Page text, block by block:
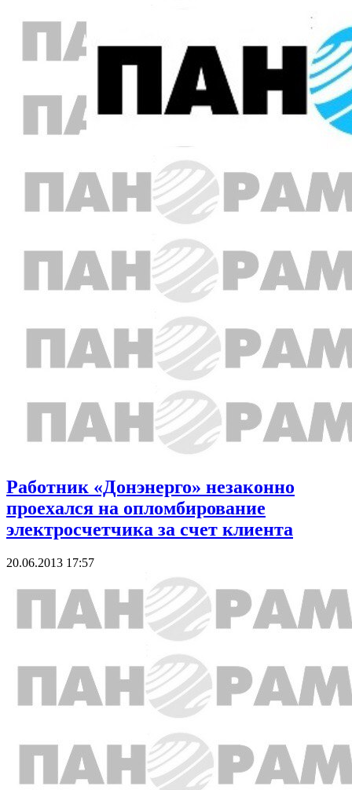
Работник «Донэнерго» незаконно
проехался на опломбирование
электросчетчика за счет клиента
20.06.2013 17:57